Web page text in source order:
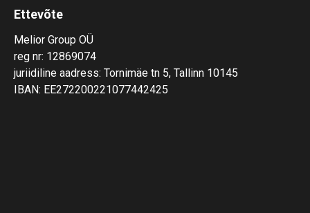
Ettevõte
Melior Group OÜ
reg nr: 12869074
juriidiline aadress: Tornimäe tn 5, Tallinn 10145
IBAN: EE272200221077442425